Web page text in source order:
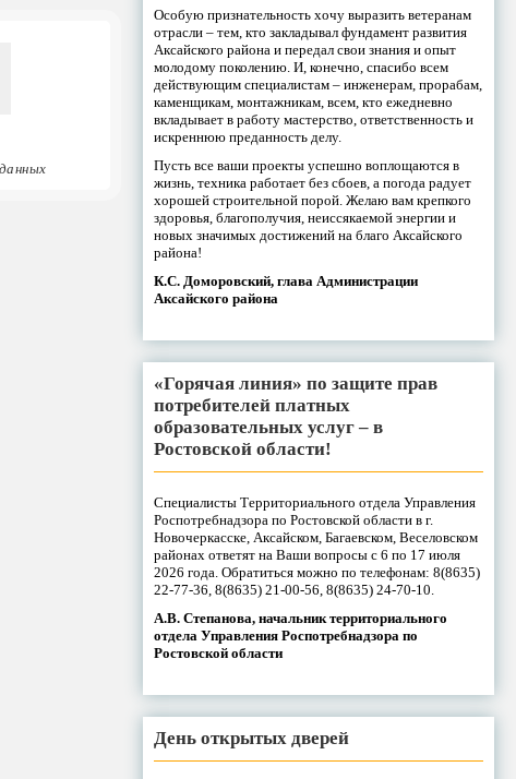
Особую признательность хочу выразить ветеранам
отрасли – тем, кто закладывал фундамент развития
Аксайского района и передал свои знания и опыт
молодому поколению. И, конечно, спасибо всем
действующим специалистам – инженерам, прорабам,
каменщикам, монтажникам, всем, кто ежедневно
вкладывает в работу мастерство, ответственность и
искреннюю преданность делу.
Пусть все ваши проекты успешно воплощаются в
жизнь, техника работает без сбоев, а погода радует
хорошей строительной порой. Желаю вам крепкого
здоровья, благополучия, неиссякаемой энергии и
новых значимых достижений на благо Аксайского
района!
К.С. Доморовский, глава Администрации
Аксайского района
«Горячая линия» по защите прав
потребителей платных
образовательных услуг – в
Ростовской области!
Специалисты Территориального отдела Управления
Роспотребнадзора по Ростовской области в г.
Новочеркасске, Аксайском, Багаевском, Веселовском
районах ответят на Ваши вопросы с 6 по 17 июля
2026 года. Обратиться можно по телефонам: 8(8635)
22-77-36, 8(8635) 21-00-56, 8(8635) 24-70-10.
А.В. Степанова, начальник территориального
отдела Управления Роспотребнадзора по
Ростовской области
День открытых дверей